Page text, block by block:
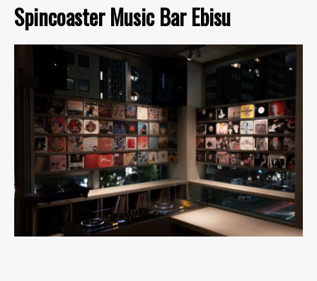
Spincoaster Music Bar Ebisu